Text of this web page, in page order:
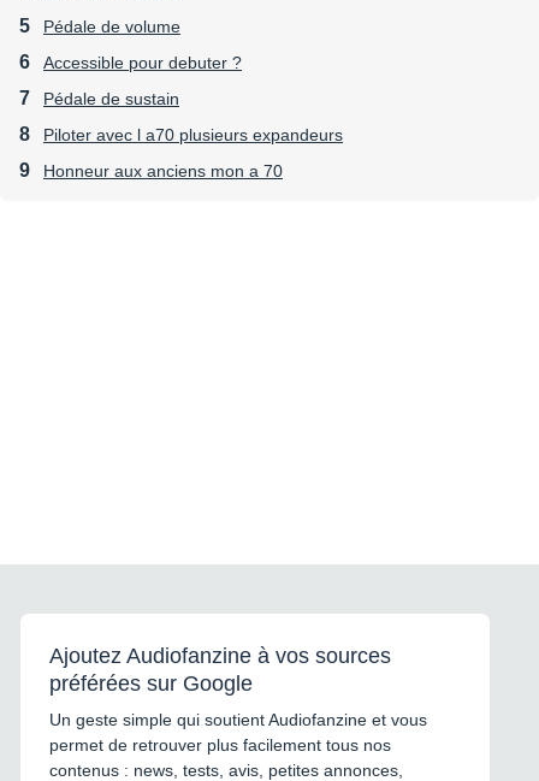
Pédale de volume
Accessible pour debuter ?
Pédale de sustain
Piloter avec l a70 plusieurs expandeurs
Honneur aux anciens mon a 70
Ajoutez Audiofanzine à vos sources
préférées sur Google
Un geste simple qui soutient Audiofanzine et vous
permet de retrouver plus facilement tous nos
contenus : news, tests, avis, petites annonces,